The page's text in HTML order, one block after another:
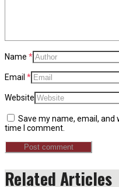
Name *
Email *
Website
Save my name, email,
time I comment.
Related Articles